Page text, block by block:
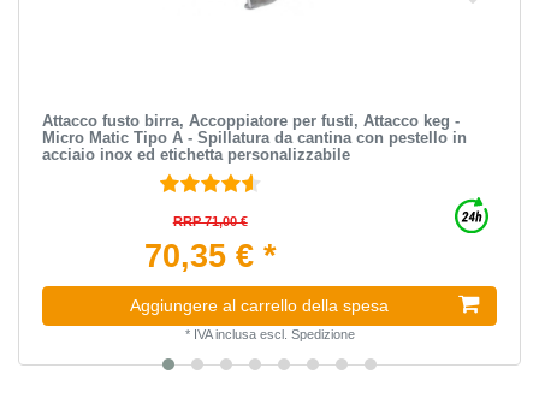
Attacco fusto birra, Accoppiatore per fusti, Attacco keg -
Micro Matic Tipo A - Spillatura da cantina con pestello in
acciaio inox ed etichetta personalizzabile
RRP 71,00 €
70,35 € *
Aggiungere al carrello della spesa
* IVA inclusaescl. Spedizione